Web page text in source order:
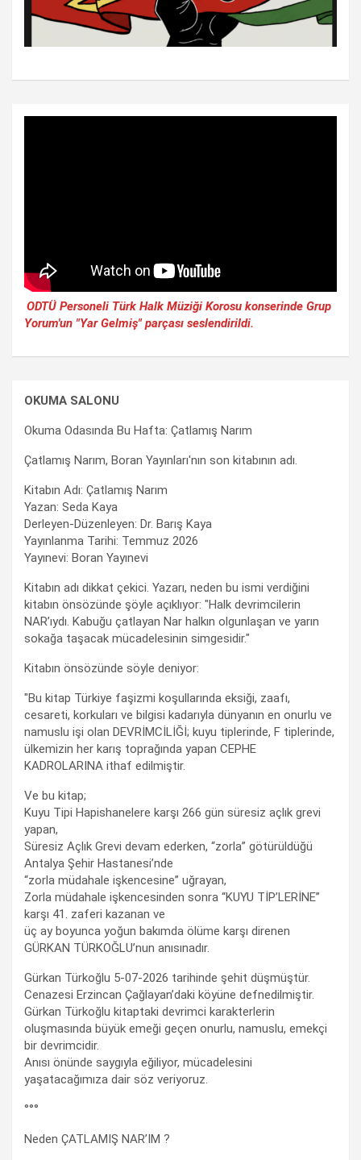
ODTÜ Personeli Türk Halk Müziği Korosu konserinde Grup
Yorum'un "Yar Gelmiş" parçası seslendirildi.
OKUMA SALONU
Okuma Odasında Bu Hafta: Çatlamış Narım
Çatlamış Narım, Boran Yayınları'nın son kitabının adı.
Kitabın Adı: Çatlamış Narım
Yazan: Seda Kaya
Derleyen-Düzenleyen: Dr. Barış Kaya
Yayınlanma Tarihi: Temmuz 2026
Yayınevi: Boran Yayınevi
Kitabın adı dikkat çekici. Yazarı, neden bu ismi verdiğini
kitabın önsözünde şöyle açıklıyor: "Halk devrimcilerin
NAR’ıydı. Kabuğu çatlayan Nar halkın olgunlaşan ve yarın
sokağa taşacak mücadelesinin simgesidir."
Kitabın önsözünde söyle deniyor:
"Bu kitap Türkiye faşizmi koşullarında eksiği, zaafı,
cesareti, korkuları ve bilgisi kadarıyla dünyanın en onurlu ve
namuslu işi olan DEVRİMCİLİĞİ; kuyu tiplerinde, F tiplerinde,
ülkemizin her karış toprağında yapan CEPHE
KADROLARINA ithaf edilmiştir.
Ve bu kitap;
Kuyu Tipi Hapishanelere karşı 266 gün süresiz açlık grevi
yapan,
Süresiz Açlık Grevi devam ederken, “zorla” götürüldüğü
Antalya Şehir Hastanesi’nde
“zorla müdahale işkencesine” uğrayan,
Zorla müdahale işkencesinden sonra “KUYU TİP’LERİNE”
karşı 41. zaferi kazanan ve
üç ay boyunca yoğun bakımda ölüme karşı direnen
GÜRKAN TÜRKOĞLU’nun anısınadır.
Gürkan Türkoğlu 5-07-2026 tarihinde şehit düşmüştür.
Cenazesi Erzincan Çağlayan’daki köyüne defnedilmiştir.
Gürkan Türkoğlu kitaptaki devrimci karakterlerin
oluşmasında büyük emeği geçen onurlu, namuslu, emekçi
bir devrimcidir.
Anısı önünde saygıyla eğiliyor, mücadelesini
yaşatacağımıza dair söz veriyoruz.
°°°
Neden ÇATLAMIŞ NAR’IM ?